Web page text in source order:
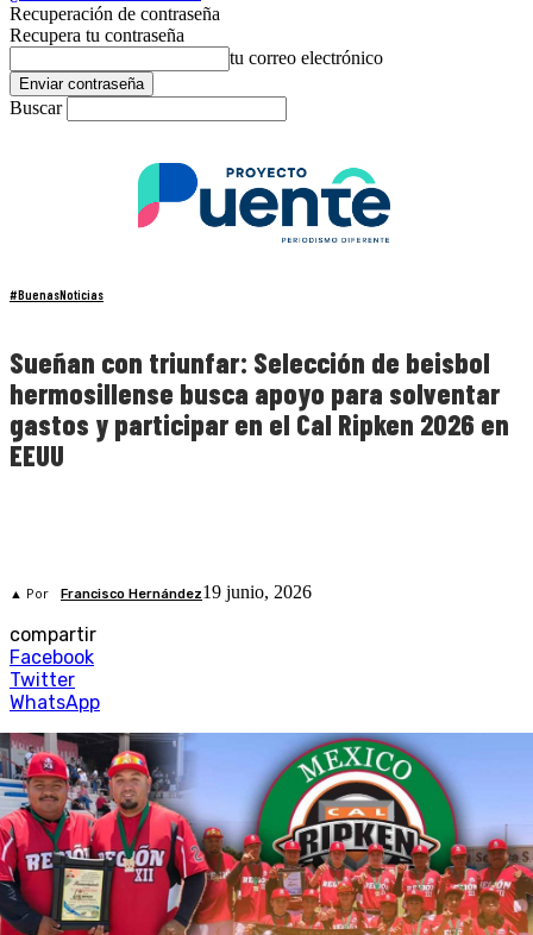
Recuperación de contraseña
Recupera tu contraseña
tu correo electrónico
Buscar
#BuenasNoticias
Sueñan con triunfar: Selección de beisbol
hermosillense busca apoyo para solventar
gastos y participar en el Cal Ripken 2026 en
EEUU
▲ Por Francisco Hernández19 junio, 2026
compartir
Facebook
Twitter
WhatsApp